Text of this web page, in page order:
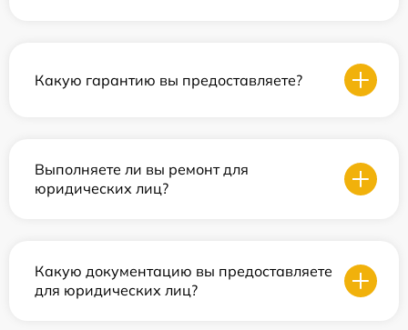
Какую гарантию вы предоставляете?
Выполняете ли вы ремонт для
юридических лиц?
Какую документацию вы предоставляете
для юридических лиц?